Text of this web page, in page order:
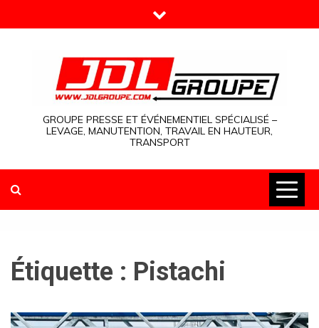
to
GROUPE PRESSE ET ÉVÉNEMENTIEL SPÉCIALISÉ –
LEVAGE, MANUTENTION, TRAVAIL EN HAUTEUR,
TRANSPORT
Étiquette : Pistachi